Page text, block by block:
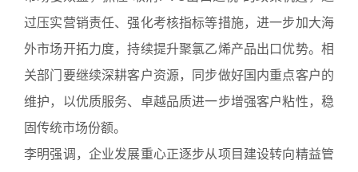
过压实营销责任、强化考核指标等措施，进一步加大海
外市场开拓力度，持续提升聚氯乙烯产品出口优势。相
关部门要继续深耕客户资源，同步做好国内重点客户的
维护，以优质服务、卓越品质进一步增强客户粘性，稳
固传统市场份额。
李明强调，企业发展重心正逐步从项目建设转向精益管